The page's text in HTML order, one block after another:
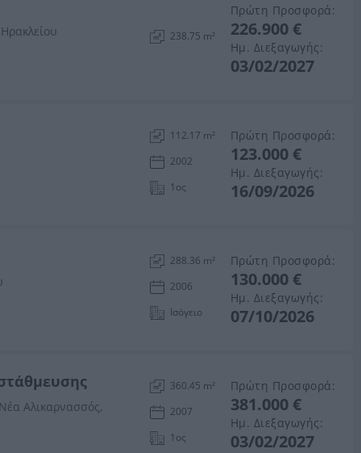
238.75 m²
Πρώτη Προσφορά:
226.900 €
Ημ. Διεξαγωγής:
03/02/2027
112.17 m²
2002
1ος
Πρώτη Προσφορά:
123.000 €
Ημ. Διεξαγωγής:
16/09/2026
288.36 m²
2006
Ισόγειο
Πρώτη Προσφορά:
130.000 €
Ημ. Διεξαγωγής:
07/10/2026
Αλικαρνασσός,
360.45 m²
2007
1ος
Πρώτη Προσφορά:
381.000 €
Ημ. Διεξαγωγής:
03/02/2027